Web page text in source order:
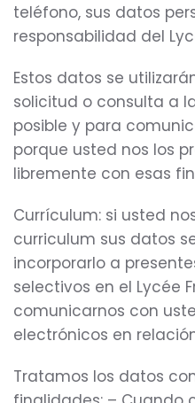
teléfono, sus datos
responsabilidad del
Estos datos se
solicitud o consulta a
posible y para
porque usted nos los
libremente con esas
Currículum: si usted
curriculum sus datos
incorporarlo a
selectivos en el Lycée
comunicarnos con
electrónicos en
Tratamos los datos